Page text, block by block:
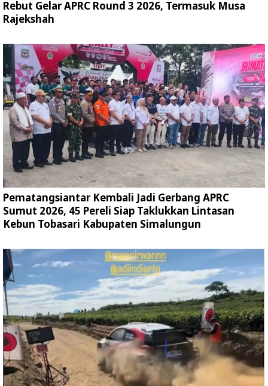
Rebut Gelar APRC Round 3 2026, Termasuk Musa
Rajekshah
Pematangsiantar Kembali Jadi Gerbang APRC
Sumut 2026, 45 Pereli Siap Taklukkan Lintasan
Kebun Tobasari Kabupaten Simalungun